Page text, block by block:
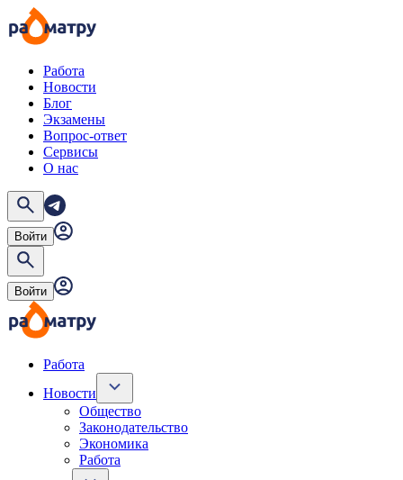
Работа
Новости
Блог
Экзамены
Вопрос-ответ
Сервисы
О нас
Войти
Войти
Работа
Новости
Общество
Законодательство
Экономика
Работа